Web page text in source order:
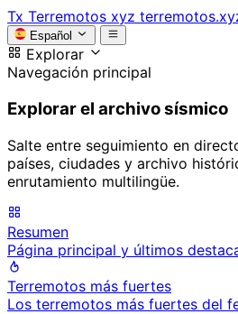
Tx Terremotos xyz
Español
Explorar
Navegación principal
Explorar el archivo sísmico
Salte entre seguimiento en
países, ciudades y archivo
enrutamiento multilingüe.
Resumen
Página principal y últimos
Terremotos más fuertes
Los terremotos más fuertes del